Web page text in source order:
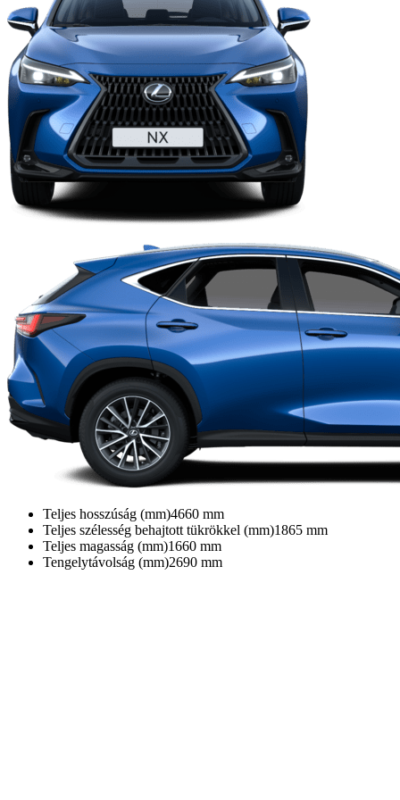
Teljes hosszúság (mm)4660 mm
Teljes szélesség behajtott tükrökkel (mm)1865 mm
Teljes magasság (mm)1660 mm
Tengelytávolság (mm)2690 mm